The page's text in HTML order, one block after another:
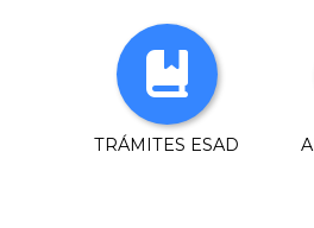
TRÁMITES ESAD